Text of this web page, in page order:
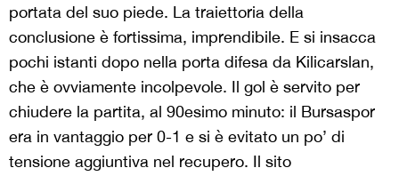
portata del suo piede. La traiettoria della
conclusione è fortissima, imprendibile. E si insacca
pochi istanti dopo nella porta difesa da Kilicarslan,
che è ovviamente incolpevole. Il gol è servito per
chiudere la partita, al 90esimo minuto: il Bursaspor
era in vantaggio per 0-1 e si è evitato un po’ di
tensione aggiuntiva nel recupero. Il sito